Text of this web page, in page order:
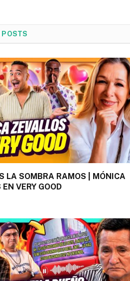
POSTS
LA SOMBRA RAMOS | MÓNICA
VERY GOOD